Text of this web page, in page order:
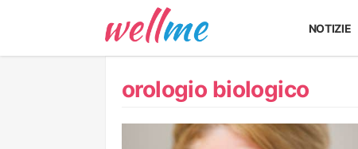
NOTIZIE
orologio biologico